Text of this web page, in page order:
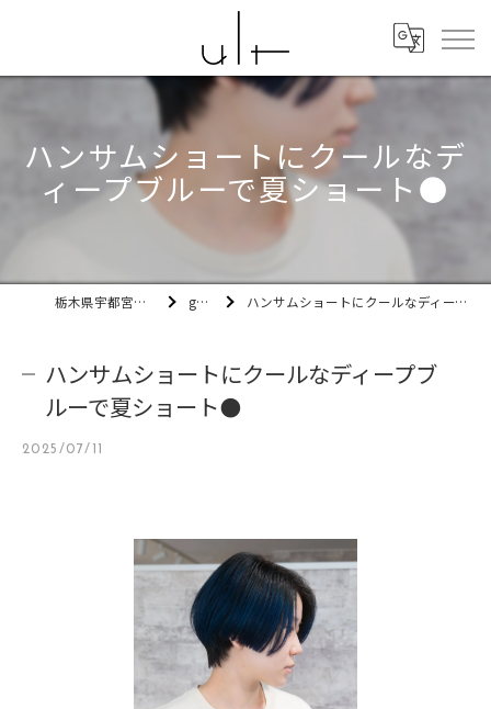
ハンサムショートにクールなデ
ィープブルーで夏ショート🌑
栃木県宇都宮市の美容室ult gallery ハンサムショートにクールなディープブルーで夏ショート🌑
ハンサムショートにクールなディープブ
ルーで夏ショート🌑
2025/07/11